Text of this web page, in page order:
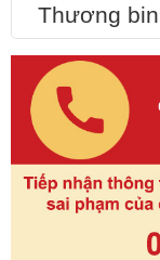
Thương